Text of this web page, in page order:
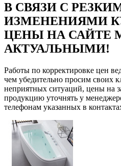
В СВЯЗИ С
ИЗМЕНЕНИЯМИ
ЦЕНЫ НА САЙТЕ
АКТУАЛЬНЫМИ!
Работы по корректировке цен
чем убедительно просим своих
неприятных ситуаций, цены на
продукцию уточнять у
телефонам указанных в